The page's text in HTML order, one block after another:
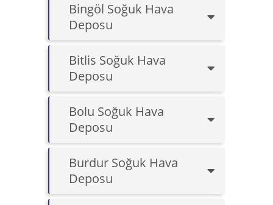
Bingöl Soğuk Hava
Deposu
Bitlis Soğuk Hava
Deposu
Bolu Soğuk Hava
Deposu
Burdur Soğuk Hava
Deposu